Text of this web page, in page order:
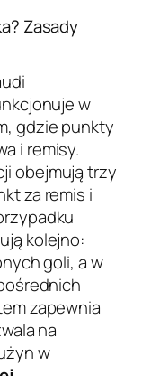
Zasady
w
gdzie punkty
i remisy.
obejmują trzy
za remis i
kolejno:
goli, a w
zapewnia
na
w